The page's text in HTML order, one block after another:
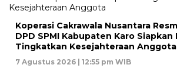
Koperasi Cakrawala Nusantara
DPD SPMI Kabupaten Karo
Tingkatkan Kesejahteraan Anggota
7 Agustus 2026 | 12:55 pm WIB